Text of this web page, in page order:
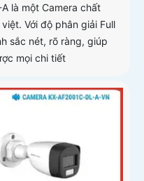
là một Camera chất
Với độ phân giải Full
sắc nét, rõ ràng, giúp
mọi chi tiết